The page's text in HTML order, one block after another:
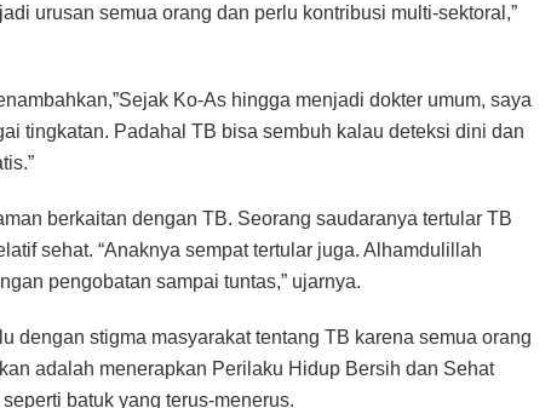
urusan semua orang dan perlu kontribusi multi-sektoral,”
Ko-As hingga menjadi dokter umum, saya
tingkatan. Padahal TB bisa sembuh kalau deteksi dini dan
berkaitan dengan TB. Seorang saudaranya tertular TB
sehat. “Anaknya sempat tertular juga. Alhamdulillah
pengobatan sampai tuntas,” ujarnya.
dengan stigma masyarakat tentang TB karena semua orang
adalah menerapkan Perilaku Hidup Bersih dan Sehat
batuk yang terus-menerus.